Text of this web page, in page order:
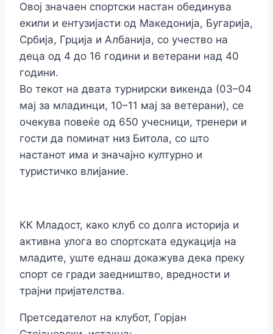
Овој значаен спортски настан обединува
екипи и ентузијасти од Македонија, Бугарија,
Србија, Грција и Албанија, со учество на
деца од 4 до 16 години и ветерани над 40
години.
Во текот на двата турнирски викенда (03–04
мај за младинци, 10–11 мај за ветерани), се
очекува повеќе од 650 учесници, тренери и
гости да поминат низ Битола, со што
настанот има и значајно културно и
туристичко влијание.
КК Младост, како клуб со долга историја и
активна улога во спортската едукација на
младите, уште еднаш докажува дека преку
спорт се гради заедништво, вредности и
трајни пријателства.
Претседателот на клубот, Горјан